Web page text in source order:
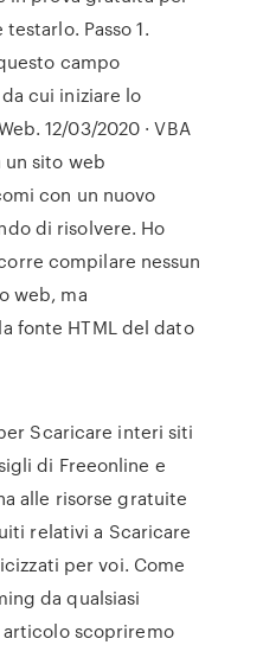
Passo 1.
campo
cui iniziare lo
12/03/2020 · VBA
un sito web
con un nuovo
di risolvere. Ho
compilare nessun
web, ma
fonte HTML del dato
Scaricare interi siti
di Freeonline e
alle risorse gratuite
relativi a Scaricare
per voi. Come
da qualsiasi
scopriremo